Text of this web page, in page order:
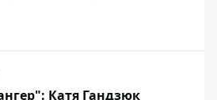
Катя Гандзюк